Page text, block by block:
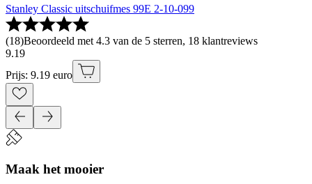
Stanley Classic uitschuifmes 99E 2-10-099
(18)Beoordeeld met 4.3 van de 5 sterren, 18 klantreviews
9.19
Prijs: 9.19 euro
Maak het mooier